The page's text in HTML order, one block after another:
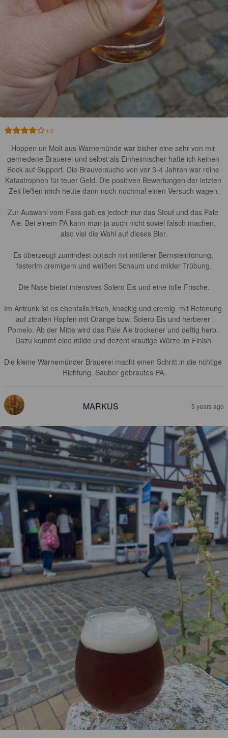
4.0
Hoppen un Molt aus Warnemünde war bisher eine sehr von mir
gemiedene Brauerei und selbst als Einheimischer hatte ich keinen
Bock auf Support. Die Brauversuche von vor 3-4 Jahren war reine
Katastrophen für teuer Geld. Die positiven Bewertungen der letzten
Zeit ließen mich heute dann noch nochmal einen Versuch wagen.
Zur Auswahl vom Fass gab es jedoch nur das Stout und das Pale
Ale. Bei einem PA kann man ja auch nicht soviel falsch machen,
also viel die Wahl auf dieses Bier.
Es überzeugt zumindest optisch mit mittlerer Bernsteintönung,
festerlm cremigem und weißen Schaum und milder Trübung.
Die Nase bietet intensives Solero Eis und eine tolle Frische.
Im Antrunk ist es ebenfalls frisch, knackig und cremig  mit Betonung
auf zitralen Hopfen mit Orange bzw. Solero Eis und herberer
Pomelo. Ab der Mitte wird das Pale Ale trockener und deftig herb.
Dazu kommt eine milde und dezent krautige Würze im Finish.
Die kleine Warnemünder Brauerei macht einen Schritt in die richtige
Richtung. Sauber gebrautes PA.
MARKUS 5 years ago